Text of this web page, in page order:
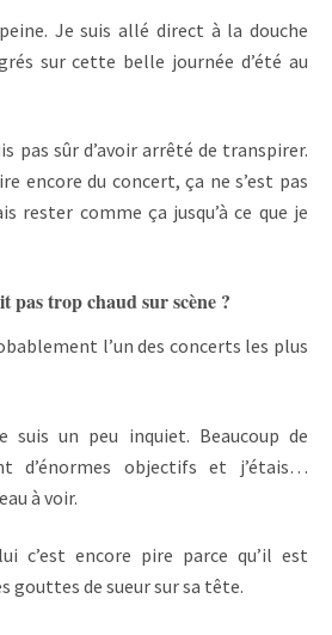
Je suis allé direct à la douche
sur cette belle journée d’été au
pas sûr d’avoir arrêté de transpirer.
encore du concert, ça ne s’est pas
rester comme ça jusqu’à ce que je
pas trop chaud sur scène ?
l’un des concerts les plus
suis un peu inquiet. Beaucoup de
d’énormes objectifs et j’étais…
à voir.
c’est encore pire parce qu’il est
gouttes de sueur sur sa tête.